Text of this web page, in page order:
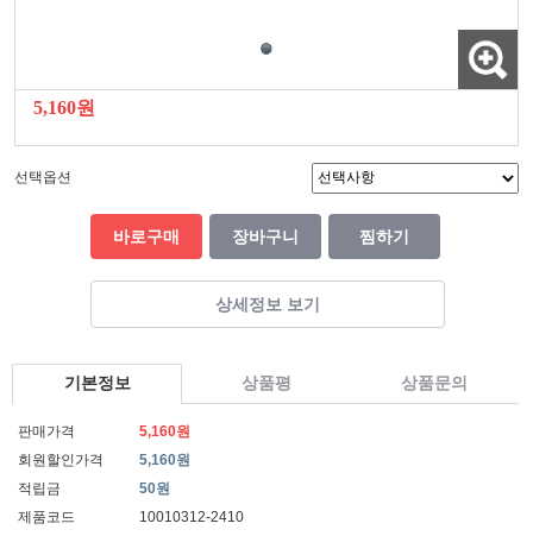
5,160원
선택옵션
바로구매 장바구니 찜하기
상세정보 보기
기본정보 상품평 상품문의
판매가격
5,160원
회원할인가격
5,160원
적립금
50원
제품코드
10010312-2410